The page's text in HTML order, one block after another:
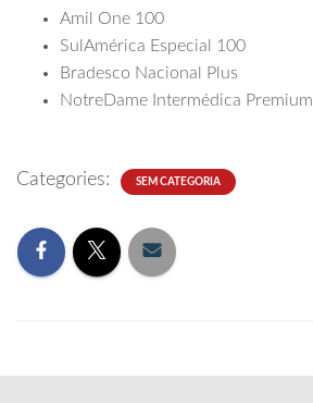
Amil One 100
SulAmérica Especial 100
Bradesco Nacional Plus
NotreDame Intermédica Premium
Categories: SEM CATEGORIA